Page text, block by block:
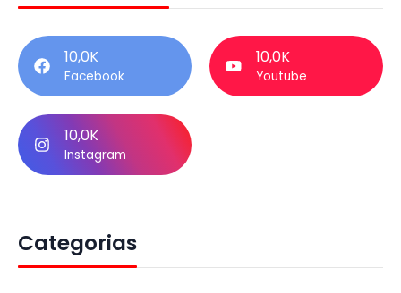
10,0K
Facebook
10,0K
Youtube
10,0K
Instagram
Categorias